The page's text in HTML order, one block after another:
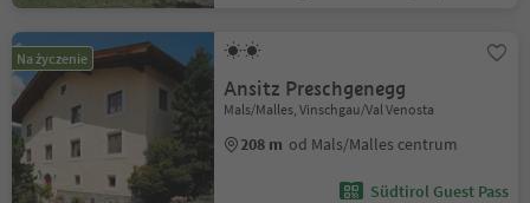
Na życzenie
Ansitz Preschgenegg
Mals/Malles, Vinschgau/Val Venosta
208 m od Mals/Malles centrum
Südtirol Guest Pass